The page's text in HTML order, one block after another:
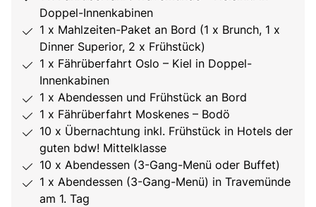
Doppel-Innenkabinen
1 x Mahlzeiten-Paket an Bord (1 x Brunch, 1 x
Dinner Superior, 2 x Frühstück)
1 x Fährüberfahrt Oslo – Kiel in Doppel-
Innenkabinen
1 x Abendessen und Frühstück an Bord
1 x Fährüberfahrt Moskenes – Bodö
10 x Übernachtung inkl. Frühstück in Hotels der
guten bdw! Mittelklasse
10 x Abendessen (3-Gang-Menü oder Buffet)
1 x Abendessen (3-Gang-Menü) in Travemünde
am 1. Tag